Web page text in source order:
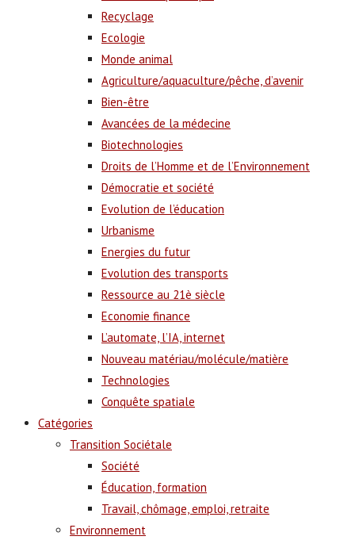
Recyclage
Ecologie
Monde animal
Agriculture/aquaculture/pêche, d’avenir
Bien-être
Avancées de la médecine
Biotechnologies
Droits de l’Homme et de l’Environnement
Démocratie et société
Evolution de l’éducation
Urbanisme
Energies du futur
Evolution des transports
Ressource au 21è siècle
Economie finance
L’automate, l’IA, internet
Nouveau matériau/molécule/matière
Technologies
Conquête spatiale
Catégories
Transition Sociétale
Société
Éducation, formation
Travail, chômage, emploi, retraite
Environnement